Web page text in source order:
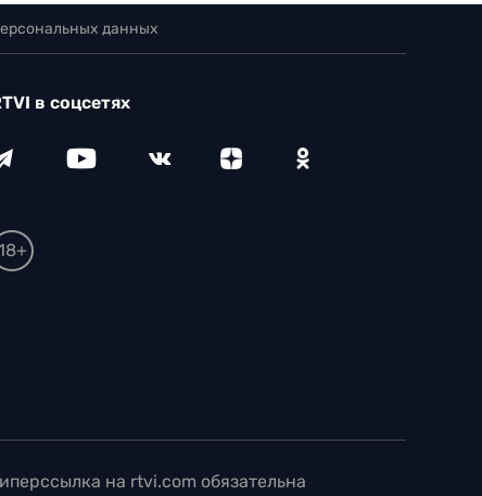
данных
в соцсетях
на rtvi.com обязательна